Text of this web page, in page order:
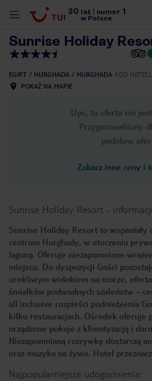
30 lat numer 1
w Polsce
Sunrise Holiday
EGIPT HURGHADA HURGHADA KOD
POKAŻ NA MAPIE
Ups, ta oferta nie
Przygotowaliśmy
podobne
Zobacz inne ceny i
Sunrise Holiday Resort -
Sunrise Holiday Resort to wspaniały
centrum Hurghady, w otoczeniu
laguną. Oferuje niezapomniane
miejscu. Do dyspozycji Gości
urokliwym widokiem na morze,
śmiałków podwodnych szaleństw –
all inclusive rozpieści podniebienia
kilku restauracjach. Ośrodek oferuje
urządzone pokoje z klimatyzacją i
Niezapomnianą rozrywkę dostarczą
oraz muzyka na żywo. Hotel
Najpopularniejsze udogodnienia: